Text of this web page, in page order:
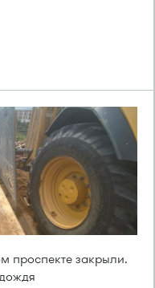
проспекте закрыли.